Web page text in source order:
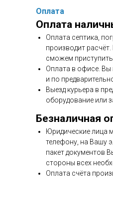
Оплата
Оплата
Оплата септика,
производит
сможем
Оплата в офисе. Вы
и по
Выезд курьера в
оборудование или
Безналичная
Юридические лица
телефону, на Вашу
пакет документов
стороны всех
Оплата счёта